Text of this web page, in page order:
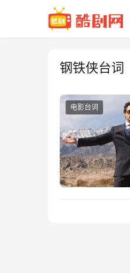
钢铁侠台词
电影台词